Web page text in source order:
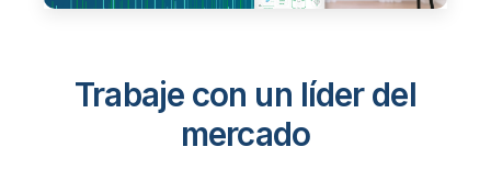
Trabaje con un líder del
mercado